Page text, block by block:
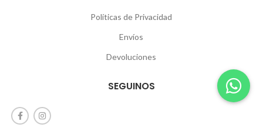
Políticas de Privacidad
Envíos
Devoluciones
SEGUINOS